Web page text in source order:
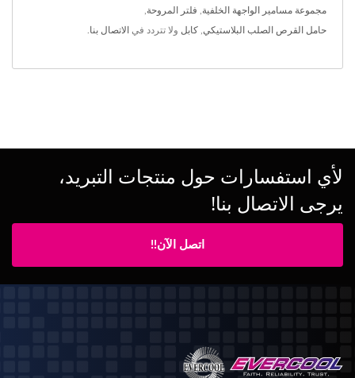
مجموعة مسامير الواجهة الخلفية فلتر المروحة
حامل القرص الصلب البلاستيكي كابل ولا تتردد في الاتصال بنا
لأي استفسارات حول منتجات التبريد،
يرجى الاتصال بنا!
اتصل الآن!!